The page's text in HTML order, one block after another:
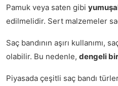
Pamuk veya saten gibi
edilmelidir. Sert malzemeler
Saç bandının aşırı kullanımı,
olabilir. Bu nedenle, dengeli
Piyasada çeşitli saç bandı